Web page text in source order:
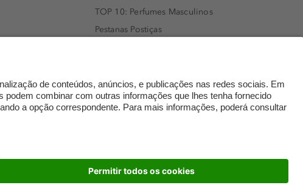
TOP 10: Perfumes Masculinos
Pestanas Postiças
Rímel colorido
Embalagens Sustentáveis
© 2026 Perfumaria Douglas Portugal Lda.